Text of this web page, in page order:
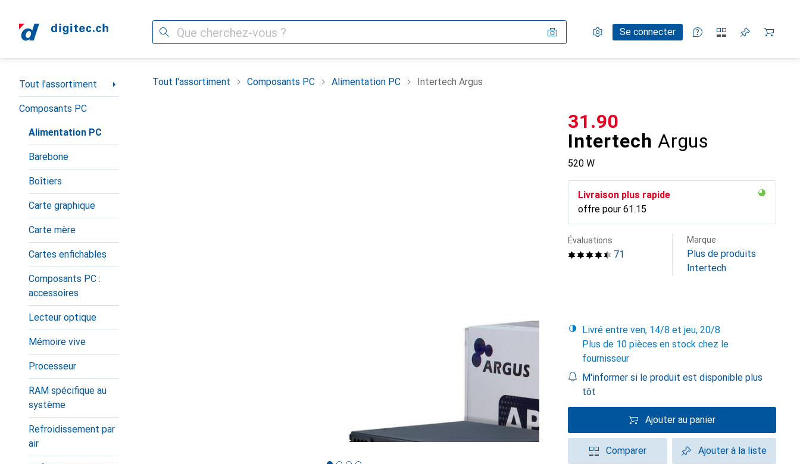
Recherche Paramètres
Compte clientSe connecter
Listes de comparaison
Listes d'envies
Panier
Navigation par catégorie
Tout l'assortiment
Composants PC
Alimentation PC
Barebone
Boîtiers
Carte graphique
Carte mère
Cartes enfichables
Composants PC :
accessoires
Lecteur optique
Mémoire vive
Processeur
RAM spécifique au
système
Refroidissement par
air
Tout l'assortiment Composants PC Alimentation PC Intertech Argus
Intertech Argus
520 W
CHF
31.90
Livraison plus rapide
offre pour CHF
61.15
71
Évaluations Marque
Plus de produits
Intertech
Livré entre ven, 14/8 et jeu, 20/8
Plus de 10 pièces en stock chez le
fournisseur
M'informer si le produit est disponible plus
tôt
Ajouter au panier
Comparer Ajouter à la liste